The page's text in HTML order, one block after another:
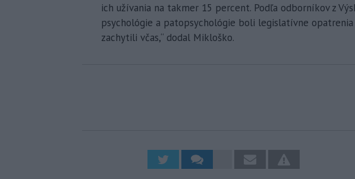
ich užívania na takmer 15 percent. Podľa odborníkov z
psychológie a patopsychológie boli legislatívne opatrenia
zachytili včas,“ dodal Mikloško.